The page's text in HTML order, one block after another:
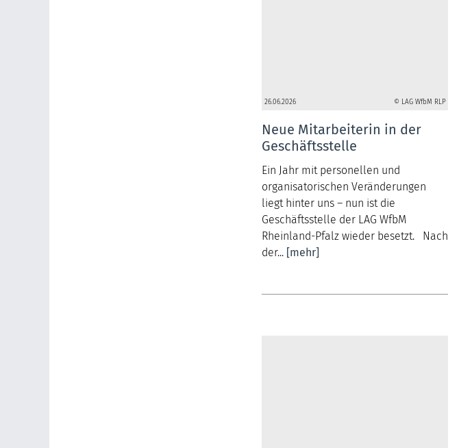
26.06.2026 © LAG WfbM RLP
Neue Mitarbeiterin in der
Geschäftsstelle
Ein Jahr mit personellen und
organisatorischen Veränderungen
liegt hinter uns – nun ist die
Geschäftsstelle der LAG WfbM
Rheinland-Pfalz wieder besetzt. Nach
der... [mehr]